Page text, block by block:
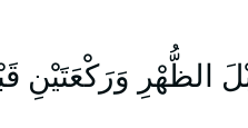
الظُّهْرِ وَرَكْعَتَيْنِ